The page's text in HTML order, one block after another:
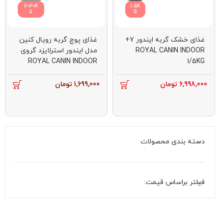
دسته بندی محصولات
فیلتر براساس قیمت:
1.5K
G
غذای خشک گربه ایندور 7+
ROYAL CANIN INDOOR
1/5KG
6,998,000 تومان
1/020K
G
غذای پوچ گربه رویال کنین
مدل ایندور استرلایزد گروی
ROYAL CANIN INDOOR
STERILISED GARVY 85
*12 G
1,699,000 تومان